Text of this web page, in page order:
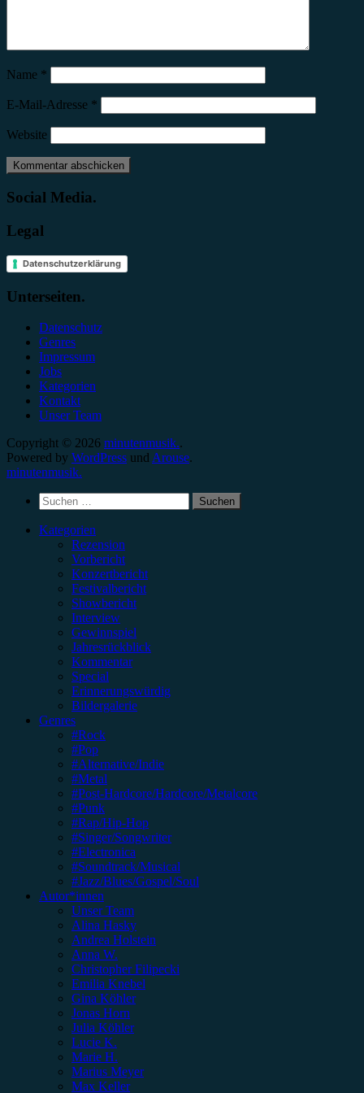
Name *
E-Mail-Adresse *
Website
Social Media.
Legal
Datenschutzerklärung
Unterseiten.
Datenschutz
Genres
Impressum
Jobs
Kategorien
Kontakt
Unser Team
Copyright © 2026 minutenmusik..
Powered by WordPress und Arouse.
minutenmusik.
Suchen
nach:
Kategorien
Rezension
Vorbericht
Konzertbericht
Festivalbericht
Showbericht
Interview
Gewinnspiel
Jahresrückblick
Kommentar
Special
Erinnerungswürdig
Bildergalerie
Genres
#Rock
#Pop
#Alternative/Indie
#Metal
#Post-Hardcore/Hardcore/Metalcore
#Punk
#Rap/Hip-Hop
#Singer/Songwriter
#Electronica
#Soundtrack/Musical
#Jazz/Blues/Gospel/Soul
Autor*innen
Unser Team
Alina Hasky
Andrea Holstein
Anna W.
Christopher Filipecki
Emilia Knebel
Gina Köhler
Jonas Horn
Julia Köhler
Lucie K.
Marie H.
Marius Meyer
Max Keller